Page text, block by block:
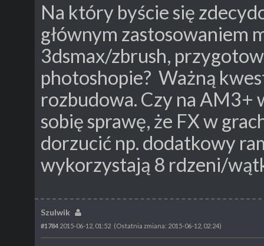
Na który byście się
głównym zastosowaniem
3dsmax/zbrush,
photoshopie? Ważną
rozbudowa. Czy na AM3+
sobię sprawę, że FX w
dorzucić np. dodatkowy
wykorzystają 8 rdzeni/
Szulwik
#1784 2015-06-12, 01:52 (Ostatnia zmiana: 2015-06-12, 02:24)